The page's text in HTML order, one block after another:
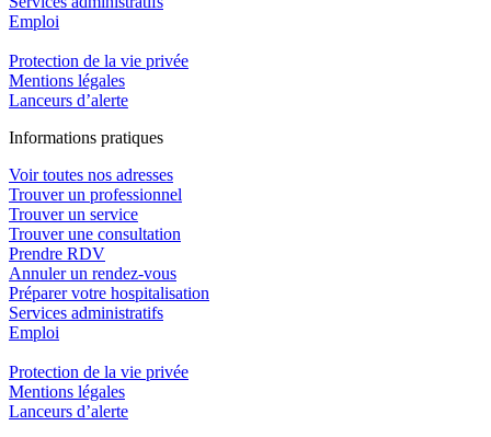
Emploi​
Protection de la vie privée
Mentions légales
Lanceurs d’alerte
Informations pratiques
Voir toutes nos adresses
Trouver un professionnel
Trouver un service
Trouver une consultation
Prendre RDV
Annuler un rendez-vous
Préparer votre hospitalisation
Services administratifs
Emploi​
Protection de la vie privée
Mentions légales
Lanceurs d’alerte